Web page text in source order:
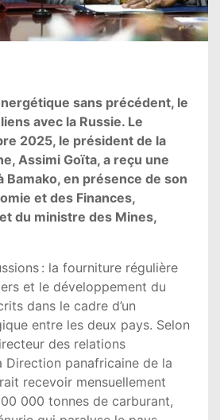
sans précédent, le
avec la Russie. Le
2025, le président de la
Assimi Goïta, a reçu une
Bamako, en présence de son
et des Finances,
du ministre des Mines,
: la fourniture régulière
et le développement du
dans le cadre d’un
entre les deux pays. Selon
des relations
Direction panafricaine de la
recevoir mensuellement
000 tonnes de carburant,